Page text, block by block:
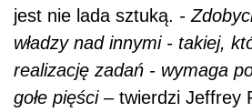
jest nie lada sztuką. -
władzy nad innymi - takiej,
realizację zadań - wymaga
gołe pięści –twierdzi Jeffrey